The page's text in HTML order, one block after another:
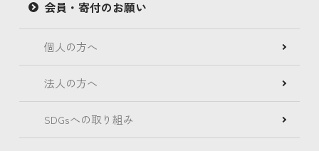
会員・寄付のお願い
個人の方へ
法人の方へ
SDGsへの取り組み